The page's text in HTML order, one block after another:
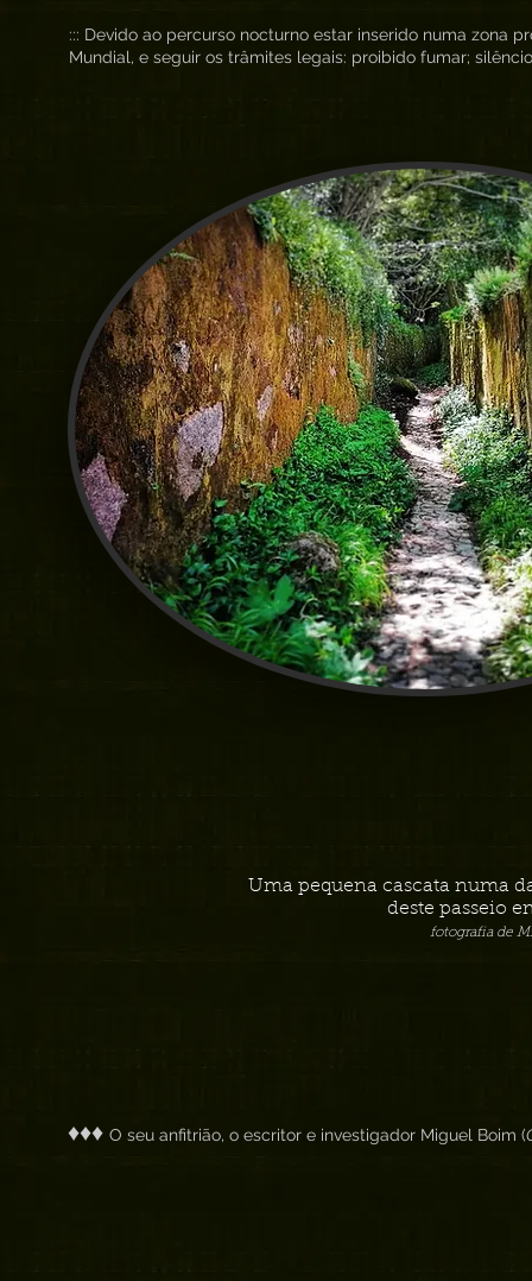
::: Devido ao percurso nocturno estar inserido numa zona
Mundial, e seguir os trâmites legais: proibido fumar;
Uma pequena cascata numa
deste passeio
fotografia de
♦♦♦ O seu anfitrião, o escritor e investigador Miguel Boim (